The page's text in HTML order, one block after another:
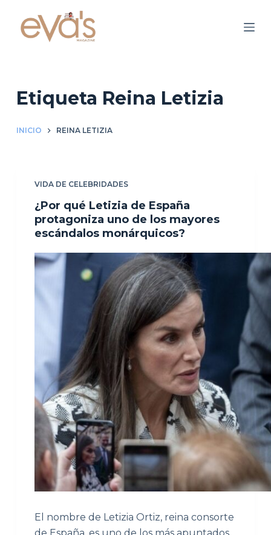
Etiqueta Reina Letizia
INICIO REINA LETIZIA
VIDA DE CELEBRIDADES
¿Por qué Letizia de España
protagoniza uno de los mayores
escándalos monárquicos?
El nombre de Letizia Ortiz, reina consorte
de España, es uno de los más apuntados